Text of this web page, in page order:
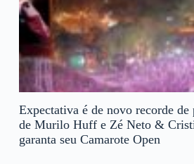
Expectativa é de novo recorde
de Murilo Huff e Zé Neto &
garanta seu Camarote Open